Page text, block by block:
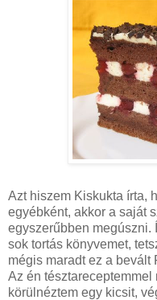
Azt hiszem Kiskukta írta,
egyébként, akkor a saját
egyszerűbben megúszni.
sok tortás könyvemet,
mégis maradt ez a bevált
Az én tésztareceptemmel
körülnéztem egy kicsit,